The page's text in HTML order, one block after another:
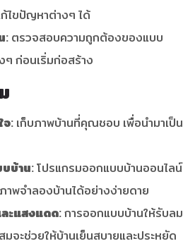
ก้ไขปัญหาต่างๆ ได้
: ตรวจสอบความถูกต้องของแบบ
ๆ ก่อนเริ่มก่อสร้าง
จ: เก็บภาพบ้านที่คุณชอบ เพื่อนำมาเป็น
บ้าน:โปรแกรมออกแบบบ้านออนไลน์
พจำลองบ้านได้อย่างง่ายดาย
ะแสงแดด: การออกแบบบ้านให้รับลม
มจะช่วยให้บ้านเย็นสบายและประหยัด